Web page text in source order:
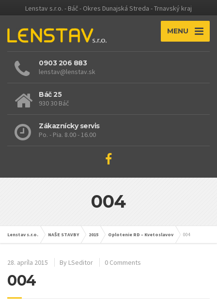
Lenstav s.r.o. - Báč - Okres Dunajská Streda - Trnavský kraj
MENU
0903 206 883
lenstav@lenstav.sk
Báč 25
930 30 Báč
Zákaznícky servis
Po. - Pia. 8.00 - 16.00
004
Lenstav s.r.o. NAŠE STAVBY 2015 Oplotenie RD – Kvetoslavov 004
28. apríla 2015 By LSeditor 0 Comments
004